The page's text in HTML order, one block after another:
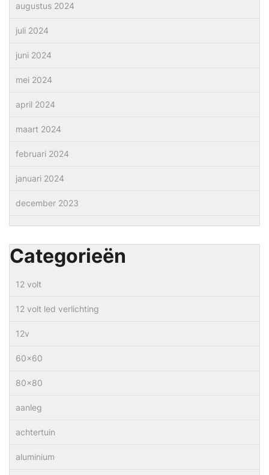
augustus 2024
juli 2024
juni 2024
mei 2024
april 2024
maart 2024
februari 2024
januari 2024
december 2023
Categorieën
12 volt
12 volt led verlichting
12v
60×60
80×80
aanleg
achtertuin
aluminium